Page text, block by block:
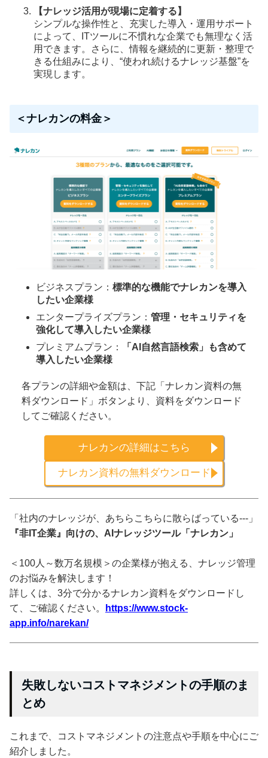
【ナレッジ活用が現場に定着する】
シンプルな操作性と、充実した導入・運用サポート
によって、ITツールに不慣れな企業でも無理なく活
用できます。さらに、情報を継続的に更新・整理で
きる仕組みにより、“使われ続けるナレッジ基盤”を
実現します。
＜ナレカンの料金＞
ビジネスプラン： 標準的な機能でナレカンを導入
したい企業様
エンタープライズプラン： 管理・セキュリティを
強化して導入したい企業様
プレミアムプラン：
「AI自然言語検索」も含めて
導入したい企業様
各プランの詳細や金額は、下記「ナレカン資料の無
料ダウンロード」ボタンより、資料をダウンロード
してご確認ください。
ナレカンの詳細はこちら
ナレカン資料の無料ダウンロード
「社内のナレッジが、あちらこちらに散らばっている---」
『非IT企業』向けの、AIナレッジツール「ナレカン」
＜100人～数万名規模＞の企業様が抱える、ナレッジ管理
のお悩みを解決します！
詳しくは、3分で分かるナレカン資料をダウンロードし
て、ご確認ください。
https://www.stock-
app.info/narekan/
失敗しないコストマネジメントの手順のま
とめ
これまで、コストマネジメントの注意点や手順を中心にご
紹介しました。